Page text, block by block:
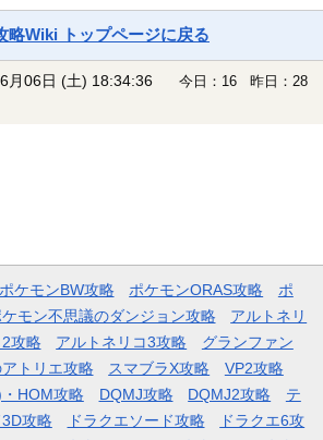
略Wiki トップページに戻る
月06日 (土) 18:34:36
今日：16 昨日：28
ポケモンBW攻略 ポケモンORAS攻略
ポ
ケモン不思議のダンジョン攻略
アルトネリ
攻略 アルトネリコ3攻略
グランファン
アトリエ攻略 スマブラX攻略
VP2攻略
HOM攻略
DQMJ攻略 DQMJ2攻略
テ
攻略
ドラクエソード攻略
ドラクエ6攻